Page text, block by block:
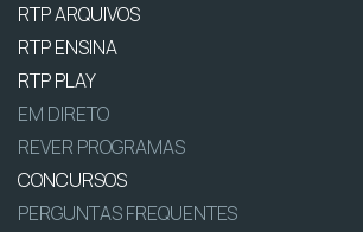
RTP ARQUIVOS
RTP ENSINA
RTP PLAY
EM DIRETO
REVER PROGRAMAS
CONCURSOS
PERGUNTAS FREQUENTES